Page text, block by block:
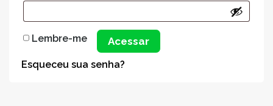
Lembre-me Acessar
Esqueceu sua senha?